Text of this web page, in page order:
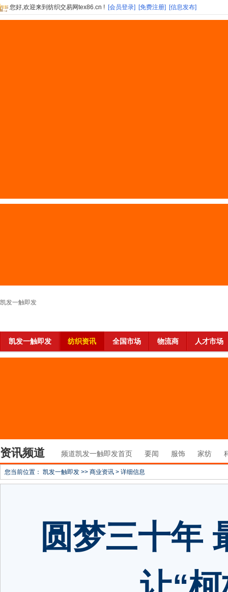
您好,欢迎来到纺织交易网tex86.cn ! [会员登录] [免费注册] [信息发布]
凯发一触即发
凯发一触即发 纺织资讯 全国市场 物流商 人才市场
资讯频道 频道凯发一触即发首页 要闻 服饰 家纺
您当前位置： 凯发一触即发 >> 商业资讯 > 详细信息
圆梦三十年